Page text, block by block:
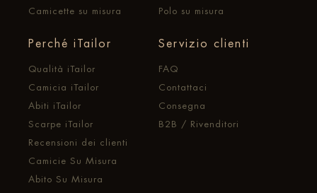
Camicette su misura
Polo su misura
Perché iTailor
Qualità iTailor
Camicia iTailor
Abiti iTailor
Scarpe iTailor
Recensioni dei clienti
Camicie Su Misura
Abito Su Misura
Servizio clienti
FAQ
Contattaci
Consegna
B2B / Rivenditori